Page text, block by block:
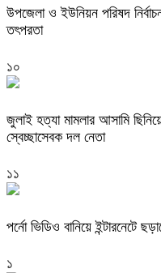
উপজেলা ও ইউনিয়ন পরিষদ
তৎপরতা
১০
জুলাই হত্যা মামলার আসামি
স্বেচ্ছাসেবক দল নেতা
১১
পর্নো ভিডিও বানিয়ে ইন্টারনেটে
১